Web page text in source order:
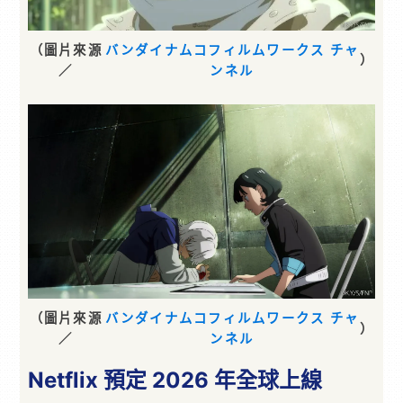
（圖片來源
／
バンダイナムコフィルムワークス チャ
ンネル
）
（圖片來源
／
バンダイナムコフィルムワークス チャ
ンネル
）
Netflix 預定 2026 年全球上線